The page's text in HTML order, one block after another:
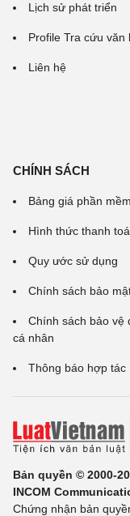
Lịch sử phát triển
Profile Tra cứu văn
Liên hệ
CHÍNH SÁCH
Bảng giá phần mềm
Hình thức thanh
Quy ước sử dụng
Chính sách bảo
Chính sách bảo vệ
cá nhân
Thông báo hợp tác
Bản quyền © 2000-
INCOM
Chứng nhận bản